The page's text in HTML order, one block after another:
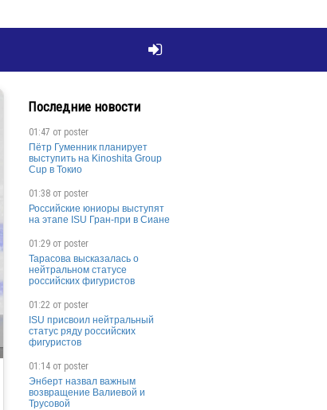

Последние новости
01:47 от poster
Пётр Гуменник планирует
выступить на Kinoshita Group
Cup в Токио
01:38 от poster
Российские юниоры выступят
на этапе ISU Гран-при в Сиане
01:29 от poster
Тарасова высказалась о
нейтральном статусе
российских фигуристов
01:22 от poster
ISU присвоил нейтральный
статус ряду российских
фигуристов
01:14 от poster
Энберт назвал важным
возвращение Валиевой и
Трусовой